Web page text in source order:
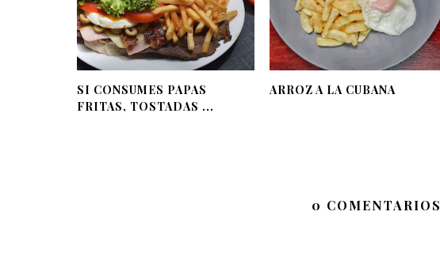
SI CONSUMES PAPAS
FRITAS, TOSTADAS ...
ARROZ A LA CUBANA
0 COMENTARIOS